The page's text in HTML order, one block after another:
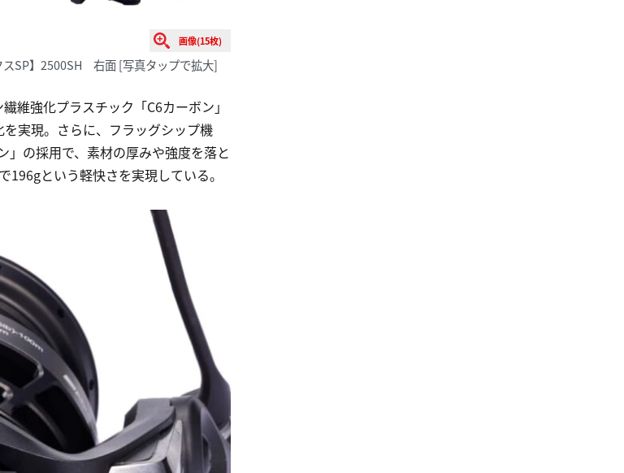
画像(15枚)
スSP】2500SH 右面[写真タップで拡大]
維強化プラスチック「C6カーボン」
実現。さらに、フラッグシップ機
」の採用で、素材の厚みや強度を落と
という軽快さを実現している。